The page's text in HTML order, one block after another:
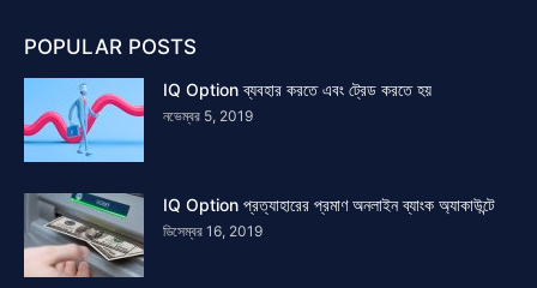
POPULAR POSTS
IQ Option ব্যবহার করতে এবং ট্রেড করতে হয়
নভেম্বর 5, 2019
IQ Option প্রত্যাহারের প্রমাণ অনলাইন ব্যাংক অ্যাকাউন্টে
ডিসেম্বর 16, 2019